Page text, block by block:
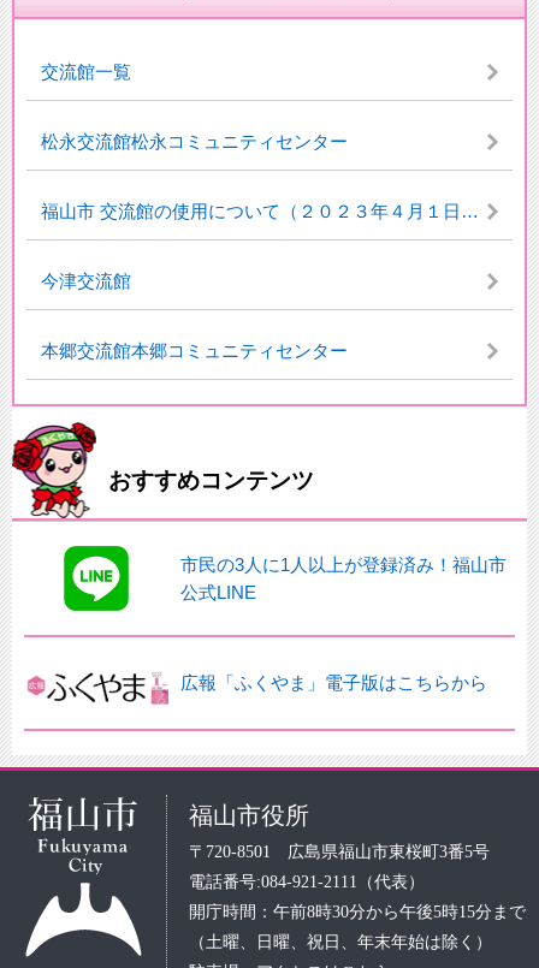
交流館一覧
松永交流館松永コミュニティセンター
福山市 交流館の使用について（２０２３年４月１日～）
今津交流館
本郷交流館本郷コミュニティセンター
おすすめコンテンツ
市民の3人に1人以上が登録済み！福山市
公式LINE
広報「ふくやま」電子版はこちらから
福山市役所
〒720-8501 広島県福山市東桜町3番5号
電話番号:084-921-2111（代表）
開庁時間：午前8時30分から午後5時15分まで
（土曜、日曜、祝日、年末年始は除く）